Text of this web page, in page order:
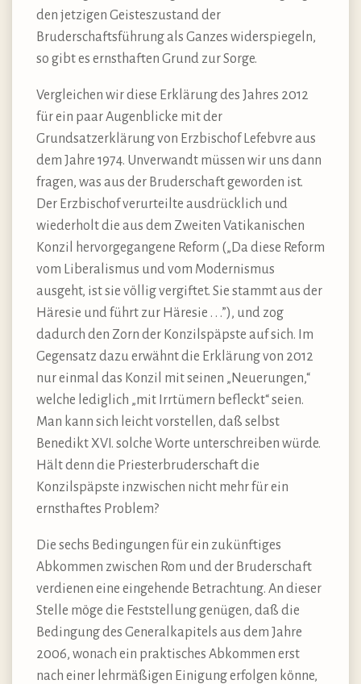
den jetzigen Geisteszustand der
Bruderschaftsführung als Ganzes widerspiegeln,
so gibt es ernsthaften Grund zur Sorge.
Vergleichen wir diese Erklärung des Jahres 2012
für ein paar Augenblicke mit der
Grundsatzerklärung von Erzbischof Lefebvre aus
dem Jahre 1974. Unverwandt müssen wir uns dann
fragen, was aus der Bruderschaft geworden ist.
Der Erzbischof verurteilte ausdrücklich und
wiederholt die aus dem Zweiten Vatikanischen
Konzil hervorgegangene Reform („Da diese Reform
vom Liberalismus und vom Modernismus
ausgeht, ist sie völlig vergiftet. Sie stammt aus der
Häresie und führt zur Häresie . . .”), und zog
dadurch den Zorn der Konzilspäpste auf sich. Im
Gegensatz dazu erwähnt die Erklärung von 2012
nur einmal das Konzil mit seinen „Neuerungen,“
welche lediglich „mit Irrtümern befleckt“ seien.
Man kann sich leicht vorstellen, daß selbst
Benedikt XVI. solche Worte unterschreiben würde.
Hält denn die Priesterbruderschaft die
Konzilspäpste inzwischen nicht mehr für ein
ernsthaftes Problem?
Die sechs Bedingungen für ein zukünftiges
Abkommen zwischen Rom und der Bruderschaft
verdienen eine eingehende Betrachtung. An dieser
Stelle möge die Feststellung genügen, daß die
Bedingung des Generalkapitels aus dem Jahre
2006, wonach ein praktisches Abkommen erst
nach einer lehrmäßigen Einigung erfolgen könne,